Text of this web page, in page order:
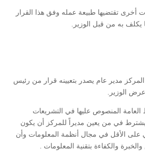
أخرى تقتضيها طبيعة عمله وفق هذا القرار
يكلف به من قبل الوزير.
المركز مدير عام يصدر بتعيينه قرار من رئيس
الوزير.
المنصوص عليها في التشريعات
يشترط في من يعين مديراً للمركز أن يكون
الأقل في مجال أنظمة المعلومات وأن
والكفاءة بتقنية المعلومات .